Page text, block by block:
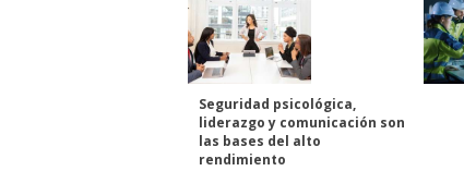
Seguridad psicológica,
liderazgo y comunicación son
las bases del alto
rendimiento